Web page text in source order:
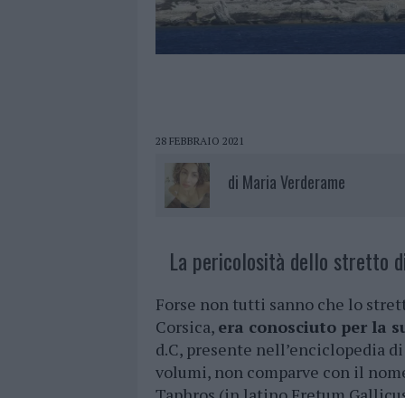
28 FEBBRAIO 2021
di Maria Verderame
La pericolosità dello stretto
Forse non tutti sanno che lo
Corsica, era conosciuto per la
d.C, presente nell’enciclopedia
volumi, non comparve con il